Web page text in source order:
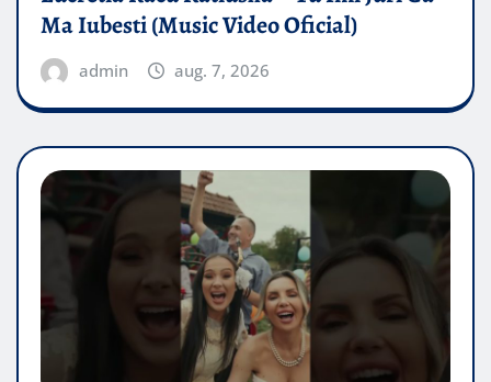
Ma Iubesti (Music Video Oficial)
admin aug. 7, 2026